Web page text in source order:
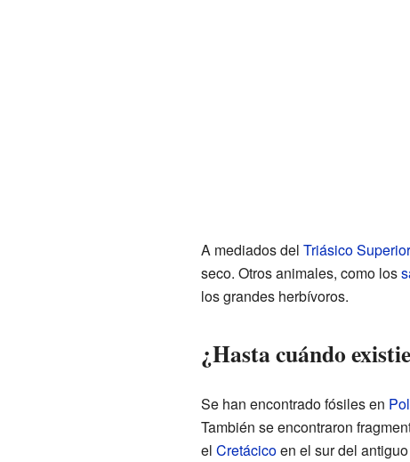
A mediados del Triásico Superior
seco. Otros animales, como los
los grandes herbívoros.
¿Hasta cuándo
Se han encontrado fósiles en
También se encontraron
el Cretácicoen el sur del